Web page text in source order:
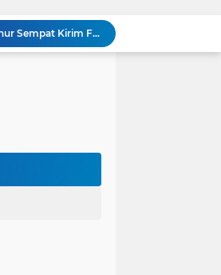
Terungkap! Satpam Tewas Terborgol di Waduk Jatiluhur Sempat Kirim Foto Lama ke Istri, Dedi Mulyadi Soroti Kejanggalan
Klasemen ASEAN Championship Cup 2026: Indonesia Menang 5-1, Mitchell Baker Hattrick dan Puncaki Top Skor
Harga Emas Turun, Saat Tepat Beli? Ini 4 Strategi Investasi yang Disarankan Pegadaian